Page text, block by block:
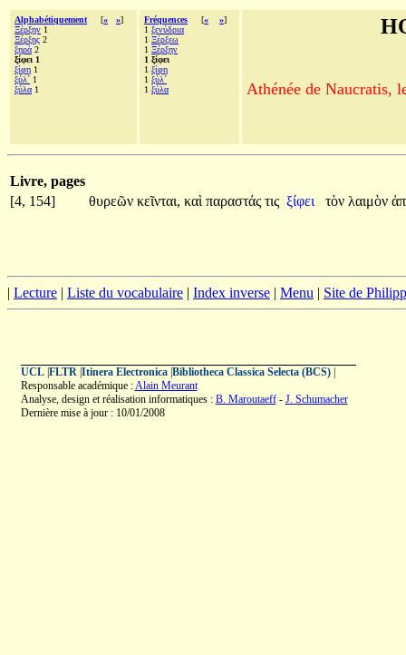
Alphabétiquement [« »]
Ξέρξην 1
Ξέρξης 2
ξηρὰ 2
ξίφει 1
ξίφη 1
ξύλ´ 1
ξύλα 1
Fréquences [« »]
1 ξενύδρια
1 Ξέρξεω
1 Ξέρξην
1 ξίφει
1 ξίφη
1 ξύλ´
1 ξύλα Athénée de Naucratis,
Livre, pages
[4, 154]
θυρεῶν κεῖνται, καὶ παραστάς τις ξίφει τὸν λαιμὸν
| Lecture | Liste du vocabulaire | Index inverse | Menu | Site de
UCL| FLTR| Itinera Electronica| Bibliotheca Classica Selecta (BCS)|
Responsable académique :Alain Meurant
Analyse, design et réalisation informatiques : B. Maroutaeff- J. Schumacher
Dernière mise à jour : 10/01/2008